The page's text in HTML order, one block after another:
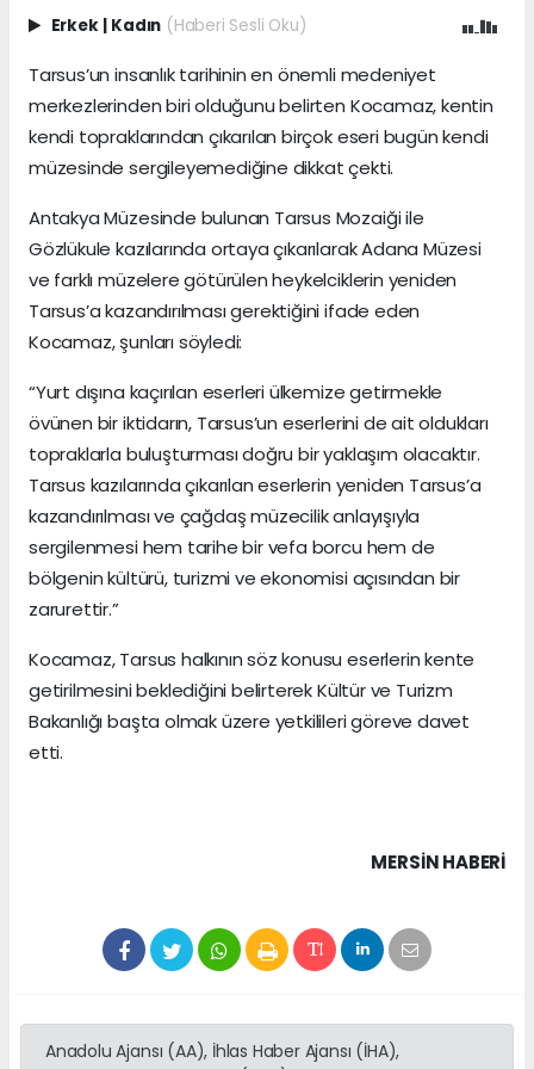
Erkek Kadın (Haberi Sesli Oku)
Tarsus’un insanlık tarihinin en önemli medeniyet
merkezlerinden biri olduğunu belirten Kocamaz, kentin
kendi topraklarından çıkarılan birçok eseri bugün kendi
müzesinde sergileyemediğine dikkat çekti.
Antakya Müzesinde bulunan Tarsus Mozaiği ile
Gözlükule kazılarında ortaya çıkarılarak Adana Müzesi
ve farklı müzelere götürülen heykelciklerin yeniden
Tarsus’a kazandırılması gerektiğini ifade eden
Kocamaz, şunları söyledi:
“Yurt dışına kaçırılan eserleri ülkemize getirmekle
övünen bir iktidarın, Tarsus’un eserlerini de ait oldukları
topraklarla buluşturması doğru bir yaklaşım olacaktır.
Tarsus kazılarında çıkarılan eserlerin yeniden Tarsus’a
kazandırılması ve çağdaş müzecilik anlayışıyla
sergilenmesi hem tarihe bir vefa borcu hem de
bölgenin kültürü, turizmi ve ekonomisi açısından bir
zarurettir.”
Kocamaz, Tarsus halkının söz konusu eserlerin kente
getirilmesini beklediğini belirterek Kültür ve Turizm
Bakanlığı başta olmak üzere yetkilileri göreve davet
etti.
MERSIN HABERİ
Anadolu Ajansı (AA), İhlas Haber Ajansı (İHA),